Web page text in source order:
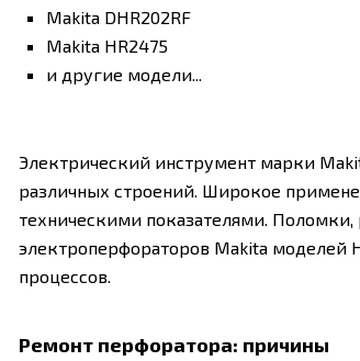
Makita DHR202RF
Makita HR2475
и другие модели...
Электрический инструмент марки
различных строений. Широкое
техническими показателями.
электроперфораторов Makita моделей
процессов.
Ремонт перфоратора: причины